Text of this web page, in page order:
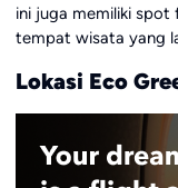
ini juga memiliki spot
tempat wisata yang
Lokasi Eco